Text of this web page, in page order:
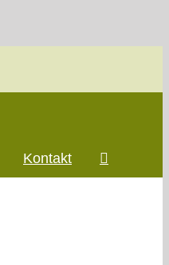
Kontakt